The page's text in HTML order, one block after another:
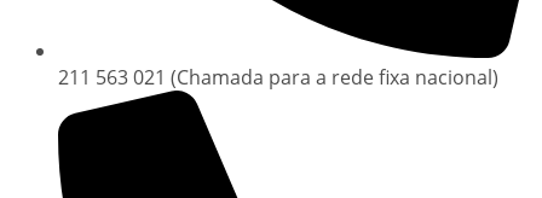
211 563 021 (Chamada para a rede fixa nacional)